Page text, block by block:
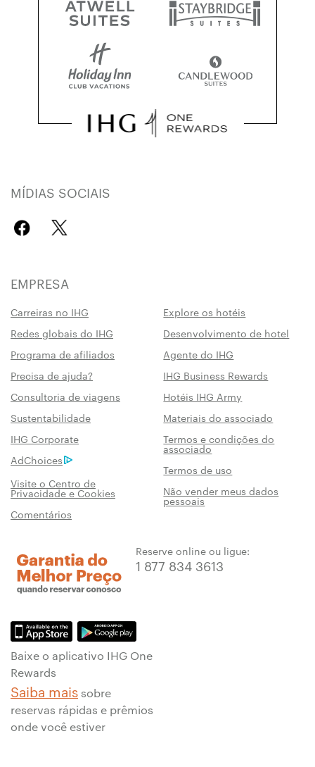
MÍDIAS SOCIAIS
EMPRESA
Carreiras no IHG
Explore os hotéis
Redes globais do IHG
Desenvolvimento de hotel
Programa de afiliados
Agente do IHG
Precisa de ajuda?
IHG Business Rewards
Consultoria de viagens
Hotéis IHG Army
Sustentabilidade
Materiais do associado
IHG Corporate
Termos e condições do
associado
AdChoices
Termos de uso
Visite o Centro de
Privacidade e Cookies Não vender meus dados
pessoais
Comentários
Reserve online ou ligue:
1 877 834 3613
Baixe o aplicativo IHG One
Rewards
Saiba mais sobre
reservas rápidas e prêmios
onde você estiver